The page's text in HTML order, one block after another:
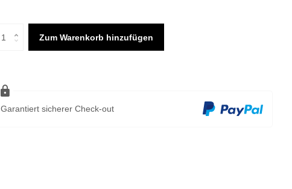
Zum Warenkorb hinzufügen
Garantiert sicherer Check-out